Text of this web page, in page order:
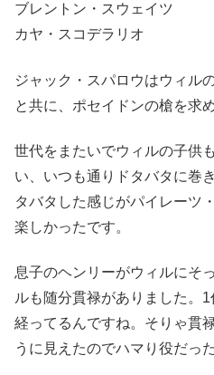
ブレントン・スウェイツ
カヤ・スコデラリオ
ジャック・スパロウはウィル
と共に、ポセイドンの槍を求
世代をまたいでウィルの子供
い、いつも通りドタバタに巻
タバタした感じがパイレーツ
楽しかったです。
息子のヘンリーがウィルにそ
ルも随分貫禄がありました。
経ってるんですね。そりゃ貫
うに見えたのでハマり役だっ